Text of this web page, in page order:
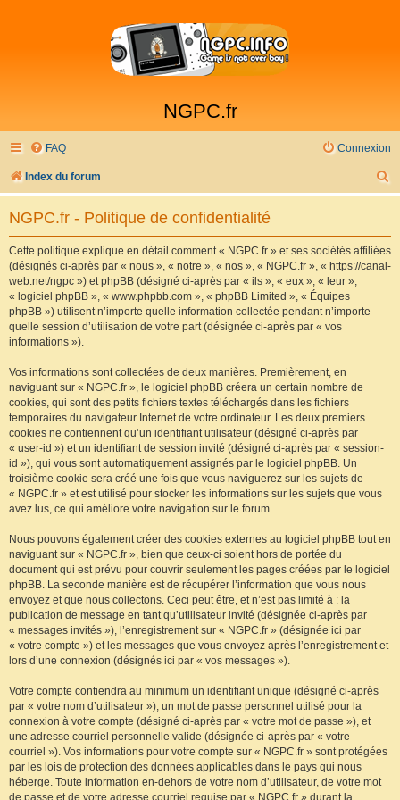
NGPC.fr
FAQ Connexion
Index du forum
e
e
NGPC.fr - Politique de confidentialité
Cette politique explique en détail comment « NGPC.fr » et ses sociétés affiliées
(désignés ci-après par « nous », « notre », « nos », « NGPC.fr », « https://canal-
web.net/ngpc ») et phpBB (désigné ci-après par « ils », « eux », « leur »,
« logiciel phpBB », « www.phpbb.com », « phpBB Limited », « Équipes
phpBB ») utilisent n’importe quelle information collectée pendant n’importe
quelle session d’utilisation de votre part (désignée ci-après par « vos
informations »).
Vos informations sont collectées de deux manières. Premièrement, en
naviguant sur « NGPC.fr », le logiciel phpBB créera un certain nombre de
cookies, qui sont des petits fichiers textes téléchargés dans les fichiers
temporaires du navigateur Internet de votre ordinateur. Les deux premiers
cookies ne contiennent qu’un identifiant utilisateur (désigné ci-après par
« user-id ») et un identifiant de session invité (désigné ci-après par « session-
id »), qui vous sont automatiquement assignés par le logiciel phpBB. Un
troisième cookie sera créé une fois que vous naviguerez sur les sujets de
« NGPC.fr » et est utilisé pour stocker les informations sur les sujets que vous
avez lus, ce qui améliore votre navigation sur le forum.
Nous pouvons également créer des cookies externes au logiciel phpBB tout en
naviguant sur « NGPC.fr », bien que ceux-ci soient hors de portée du
document qui est prévu pour couvrir seulement les pages créées par le logiciel
phpBB. La seconde manière est de récupérer l’information que vous nous
envoyez et que nous collectons. Ceci peut être, et n’est pas limité à : la
publication de message en tant qu’utilisateur invité (désignée ci-après par
« messages invités »), l’enregistrement sur « NGPC.fr » (désignée ici par
« votre compte ») et les messages que vous envoyez après l’enregistrement et
lors d’une connexion (désignés ici par « vos messages »).
Votre compte contiendra au minimum un identifiant unique (désigné ci-après
par « votre nom d’utilisateur »), un mot de passe personnel utilisé pour la
connexion à votre compte (désigné ci-après par « votre mot de passe »), et
une adresse courriel personnelle valide (désignée ci-après par « votre
courriel »). Vos informations pour votre compte sur « NGPC.fr » sont protégées
par les lois de protection des données applicables dans le pays qui nous
héberge. Toute information en-dehors de votre nom d’utilisateur, de votre mot